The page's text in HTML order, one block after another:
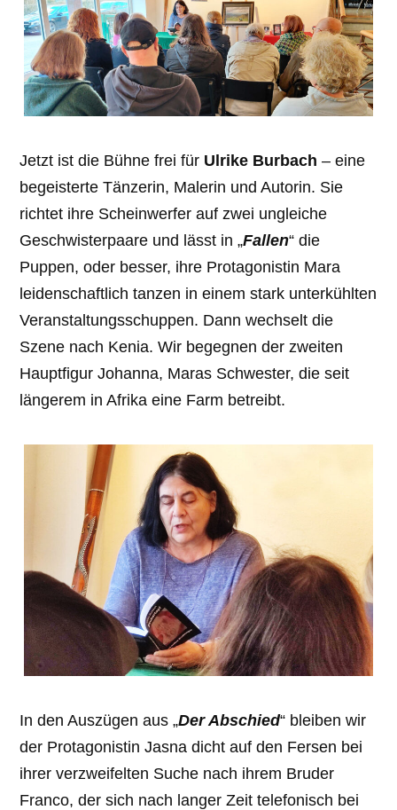
Jetzt ist die Bühne frei für Ulrike Burbach – eine
begeisterte Tänzerin, Malerin und Autorin. Sie
richtet ihre Scheinwerfer auf zwei ungleiche
Geschwisterpaare und lässt in „Fallen“ die
Puppen, oder besser, ihre Protagonistin Mara
leidenschaftlich tanzen in einem stark unterkühlten
Veranstaltungsschuppen. Dann wechselt die
Szene nach Kenia. Wir begegnen der zweiten
Hauptfigur Johanna, Maras Schwester, die seit
längerem in Afrika eine Farm betreibt.
In den Auszügen aus „Der Abschied“ bleiben wir
der Protagonistin Jasna dicht auf den Fersen bei
ihrer verzweifelten Suche nach ihrem Bruder
Franco, der sich nach langer Zeit telefonisch bei